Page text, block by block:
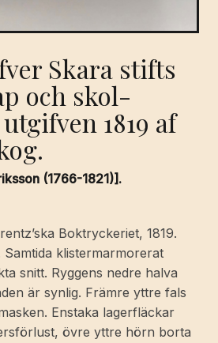
Skara stifts
och skol-
1819 af
(1766-1821)].
Boktryckeriet, 1819.
klistermarmorerat
snitt. Ryggens nedre halva
är synlig. Främre yttre fals
Enstaka lagerfläckar
övre yttre hörn borta